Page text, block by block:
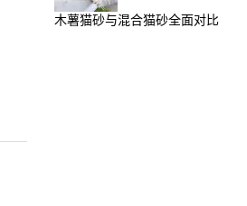
木薯猫砂与混合猫砂全面对比